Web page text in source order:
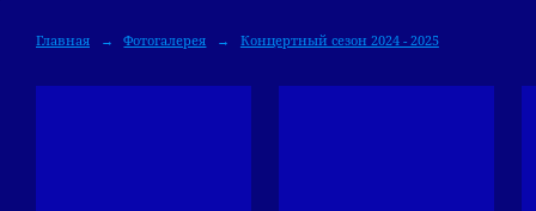
Главная → Фотогалерея → Концертный сезон 2024 - 2025